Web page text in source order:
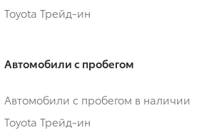
Toyota Трейд-ин
Автомобили с пробегом
Автомобили с пробегом в наличии
Toyota Трейд-ин